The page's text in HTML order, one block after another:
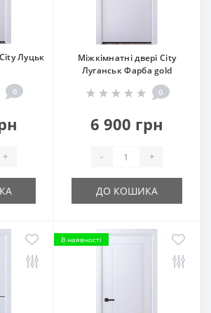
Луцьк
0
+
Міжкімнатні двері City
Луганськ Фарба gold
0
6 900 грн
- +
ДО КОШИКА
В наявності